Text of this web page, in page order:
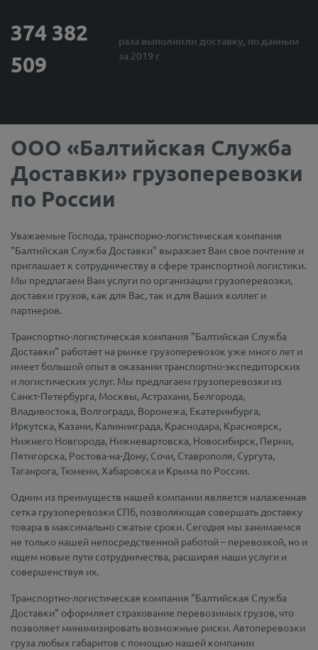
374 382
509
раза выполнили доставку, по данным
за 2019 г.
ООО «Балтийская Служба
Доставки» грузоперевозки
по России
Уважаемые Господа, транспорно-логистическая компания
"Балтийская Служба Доставки" выражает Вам свое почтение и
приглашает к сотрудничеству в сфере транспортной логистики.
Мы предлагаем Вам услуги по организации грузоперевозки,
доставки грузов, как для Вас, так и для Ваших коллег и
партнеров.
Транспортно-логистическая компания "Балтийская Служба
Доставки" работает на рынке грузоперевозок уже много лет и
имеет большой опыт в оказании транспортно-экспедиторских
и логистических услуг. Мы предлагаем грузоперевозки из
Санкт-Петербурга, Москвы, Астрахани, Белгорода,
Владивостока, Волгограда, Воронежа, Екатеринбурга,
Иркутска, Казани, Калининграда, Краснодара, Красноярск,
Нижнего Новгорода, Нижневартовска, Новосибирск, Перми,
Пятигорска, Ростова-на-Дону, Сочи, Ставрополя, Сургута,
Таганрога, Тюмени, Хабаровска и Крыма по России.
Одним из преимуществ нашей компании является налаженная
сетка грузоперевозки СПб, позволяющая совершать доставку
товара в максимально сжатые сроки. Сегодня мы занимаемся
не только нашей непосредственной работой – перевозкой, но и
ищем новые пути сотрудничества, расширяя наши услуги и
совершенствуя их.
Транспортно-логистическая компания "Балтийская Служба
Доставки" оформляет страхование перевозимых грузов, что
позволяет минимизировать возможные риски. Автоперевозки
груза любых габаритов с помощью нашей компании